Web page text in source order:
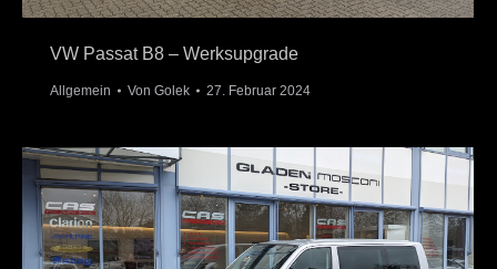
VW Passat B8 – Werksupgrade
Allgemein Von Golek 27. Februar 2024